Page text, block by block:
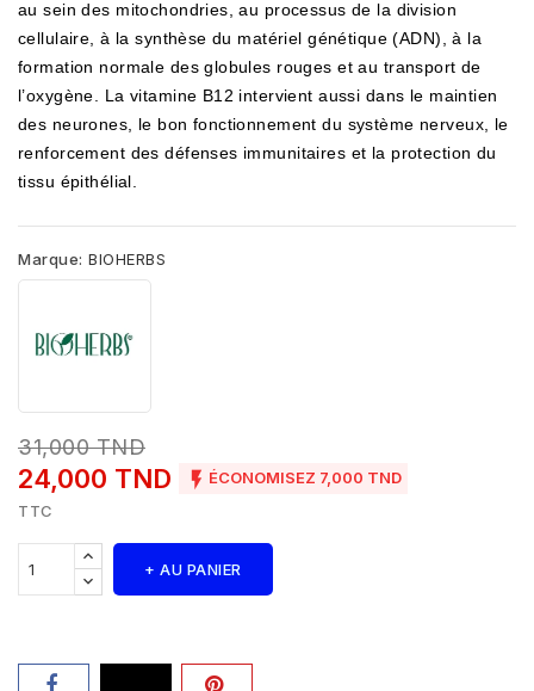
au sein des mitochondries, au processus de la division
cellulaire, à la synthèse du matériel génétique (ADN), à la
formation normale des globules rouges et au transport de
l’oxygène. La vitamine B12 intervient aussi dans le maintien
des neurones, le bon fonctionnement du système nerveux, le
renforcement des défenses immunitaires et la protection du
tissu épithélial.
Marque: BIOHERBS
31,000 TND
24,000 TND  ÉCONOMISEZ 7,000 TND
TTC
+ AU PANIER